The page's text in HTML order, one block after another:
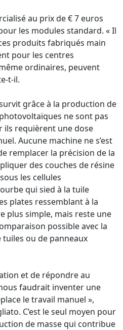
au prix de € 7 euros
les modules standard. « Il
produits fabriqués main
pour les centres
ordinaires, peuvent
t-il.
grâce à la production de
ne sont pas
ils requièrent une dose
Aucune machine ne s’est
remplacer la précision de la
des couches de résine
les cellules
qui sied à la tuile
plates ressemblant à la
plus simple, mais reste une
possible avec la
ou de panneaux
et de répondre au
faudrait inventer une
le travail manuel »,
C’est le seul moyen pour
de masse qui contribue